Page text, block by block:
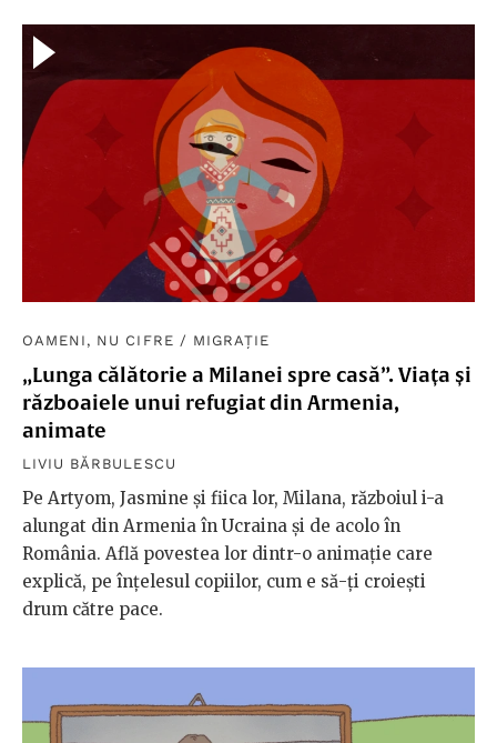
OAMENI, NU CIFRE / MIGRAȚIE
„Lunga călătorie a Milanei spre casă”. Viața și
războaiele unui refugiat din Armenia,
animate
LIVIU BĂRBULESCU
Pe Artyom, Jasmine și fiica lor, Milana, războiul i-a
alungat din Armenia în Ucraina și de acolo în
România. Află povestea lor dintr-o animație care
explică, pe înțelesul copiilor, cum e să-ți croiești
drum către pace.